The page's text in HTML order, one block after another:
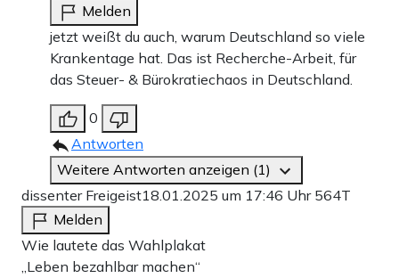
Melden
jetzt weißt du auch, warum Deutschland so viele
Krankentage hat. Das ist Recherche-Arbeit, für
das Steuer- & Bürokratiechaos in Deutschland.
0
Antworten
Weitere Antworten anzeigen (1)
dissenter Freigeist18.01.2025 um 17:46 Uhr 564T
Melden
Wie lautete das Wahlplakat
„Leben bezahlbar machen“